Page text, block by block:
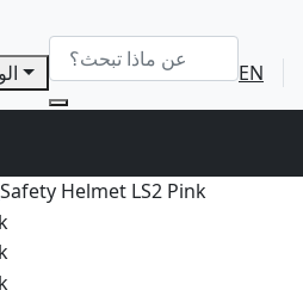
EN
Safety Helmet LS2 Pink